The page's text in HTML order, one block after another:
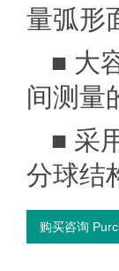
量弧形
■ 大
间测量
■ 采
分球结
购买咨询